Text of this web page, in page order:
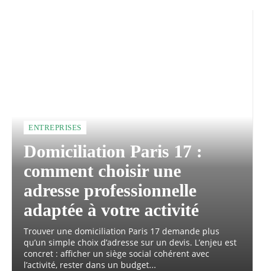
ENTREPRISES
Domiciliation Paris 17 :
comment choisir une
adresse professionnelle
adaptée à votre activité
Trouver une domiciliation Paris 17 demande plus
qu’un simple choix d’adresse sur un devis. L’enjeu est
concret : afficher un siège social cohérent avec
l’activité, rester dans un budget...